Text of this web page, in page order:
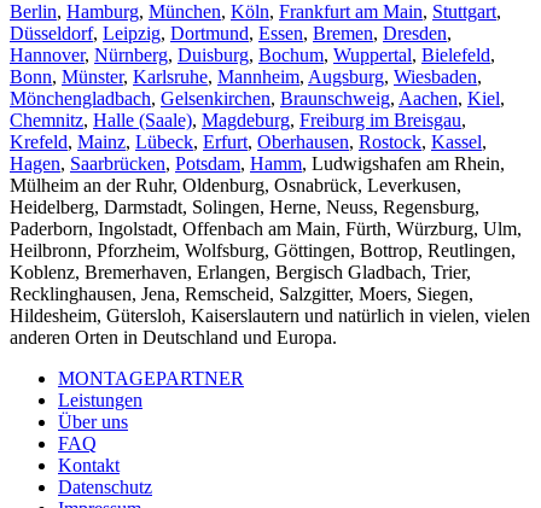
Berlin, Hamburg, München, Köln, Frankfurt am Main, Stuttgart,
Düsseldorf, Leipzig, Dortmund, Essen, Bremen, Dresden,
Hannover, Nürnberg, Duisburg, Bochum, Wuppertal, Bielefeld,
Bonn, Münster, Karlsruhe, Mannheim, Augsburg, Wiesbaden,
Mönchengladbach, Gelsenkirchen, Braunschweig, Aachen, Kiel,
Chemnitz, Halle (Saale), Magdeburg, Freiburg im Breisgau,
Krefeld, Mainz, Lübeck, Erfurt, Oberhausen, Rostock, Kassel,
Hagen, Saarbrücken, Potsdam, Hamm, Ludwigshafen am Rhein,
Mülheim an der Ruhr, Oldenburg, Osnabrück, Leverkusen,
Heidelberg, Darmstadt, Solingen, Herne, Neuss, Regensburg,
Paderborn, Ingolstadt, Offenbach am Main, Fürth, Würzburg, Ulm,
Heilbronn, Pforzheim, Wolfsburg, Göttingen, Bottrop, Reutlingen,
Koblenz, Bremerhaven, Erlangen, Bergisch Gladbach, Trier,
Recklinghausen, Jena, Remscheid, Salzgitter, Moers, Siegen,
Hildesheim, Gütersloh, Kaiserslautern und natürlich in vielen, vielen
anderen Orten in Deutschland und Europa.
MONTAGEPARTNER
Leistungen
Über uns
FAQ
Kontakt
Datenschutz